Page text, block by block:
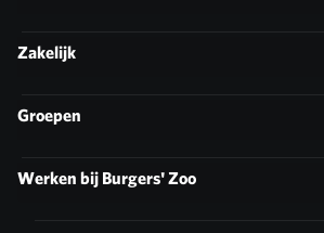
Zakelijk
Groepen
Werken bij Burgers' Zoo